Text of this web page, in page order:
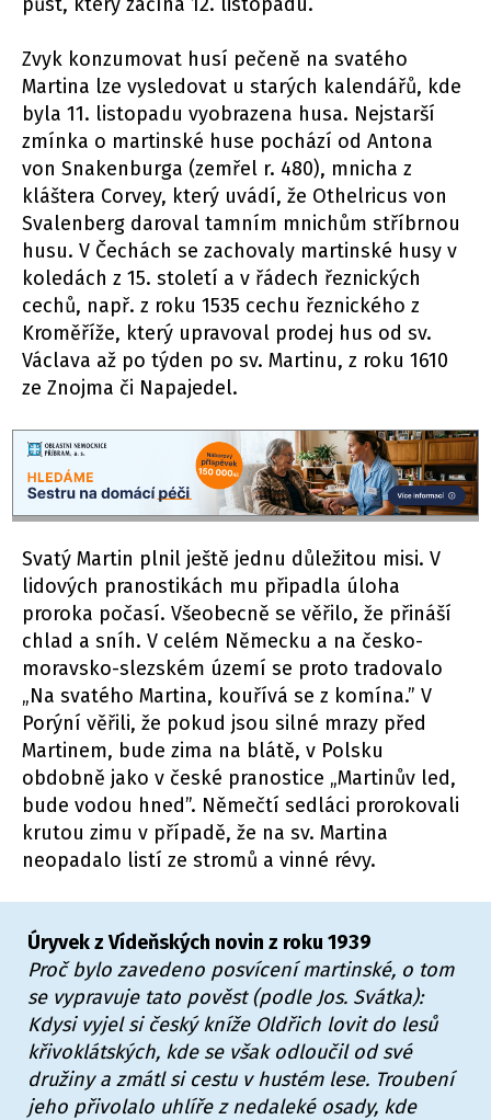
Zvyk konzumovat husí pečeně na svatého
Martina lze vysledovat u starých kalendářů, kde
byla 11. listopadu vyobrazena husa. Nejstarší
zmínka o martinské huse pochází od Antona
von Snakenburga (zemřel r. 480), mnicha z
kláštera Corvey, který uvádí, že Othelricus von
Svalenberg daroval tamním mnichům stříbrnou
husu. V Čechách se zachovaly martinské husy v
koledách z 15. století a v řádech řeznických
cechů, např. z roku 1535 cechu řeznického z
Kroměříže, který upravoval prodej hus od sv.
Václava až po týden po sv. Martinu, z roku 1610
ze Znojma či Napajedel.
Svatý Martin plnil ještě jednu důležitou misi. V
lidových pranostikách mu připadla úloha
proroka počasí. Všeobecně se věřilo, že přináší
chlad a sníh. V celém Německu a na česko-
moravsko-slezském území se proto tradovalo
„Na svatého Martina, kouřívá se z komína.” V
Porýní věřili, že pokud jsou silné mrazy před
Martinem, bude zima na blátě, v Polsku
obdobně jako v české pranostice „Martinův led,
bude vodou hned”. Němečtí sedláci prorokovali
krutou zimu v případě, že na sv. Martina
neopadalo listí ze stromů a vinné révy.
Úryvek z Vídeňských novin z roku 1939
Proč bylo zavedeno posvícení martinské, o tom
se vypravuje tato pověst (podle Jos. Svátka):
Kdysi vyjel si český kníže Oldřich lovit do lesů
křivoklátských, kde se však odloučil od své
družiny a zmátl si cestu v hustém lese. Troubení
jeho přivolalo uhlíře z nedaleké osady, kde